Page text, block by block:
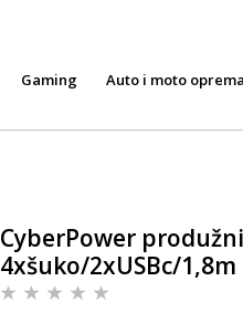
Gaming Auto i moto oprema
CyberPower
4xšuko/2xUSBc/1,8m